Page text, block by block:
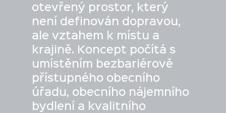
otevřený prostor, který
není definován dopravou,
ale vztahem k místu a
krajině. Koncept počítá s
umístěním bezbariérově
přístupného obecního
úřadu, obecního nájemního
bydlení a kvalitního